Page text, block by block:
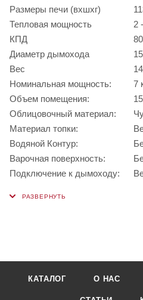
Размеры печи (вхшхг)
Тепловая мощность
2
КПД
Диаметр дымохода
Вес
Номинальная мощность:
7
Объем помещения:
Облицовочный материал:
Материал топки:
Водяной Контур:
Варочная поверхность:
Подключение к дымоходу:
КАТАЛОГ О НАС